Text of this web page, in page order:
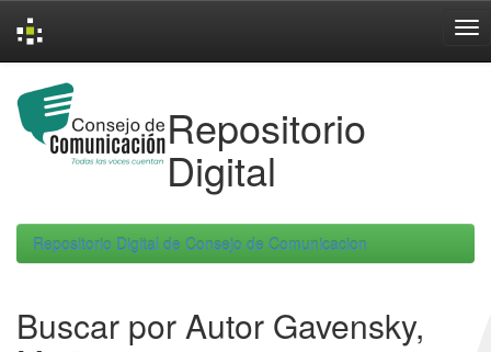
navigation
Repositorio
Digital
Repositorio Digital de Consejo de Comunicacion
Buscar por Autor Gavensky,